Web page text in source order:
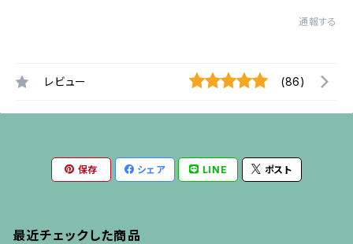
通報する
レビュー (86)
保存 シェア LINE ポスト
最近チェックした商品